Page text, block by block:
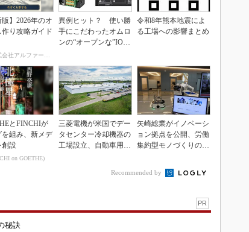
版】2026年のオ
作り攻略ガイド
PR(株式会社アルファーテクノ)
異例ヒット？ 使い勝
手にこだわったオムロ
ンの“オープンな”IO-L
令和8年熊本地震によ
る工場への影響まとめ
とFINCHIが
を組み、新メデ
創設
on GOETHE)
三菱電機が米国でデー
タセンター冷却機器の
工場設立、自動車用電
矢崎総業がイノベーシ
ョン拠点を公開、労働
集約型モノづくりのス
Recommended by
PR
秘訣